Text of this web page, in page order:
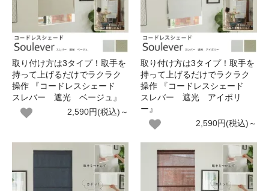
取り付け方は3タイプ！取手を
持って上げるだけでラクラク
操作 『コードレスシェード
スレバー 遮光 ベージュ』
2,590円(税込)～
取り付け方は3タイプ！取手を
持って上げるだけでラクラク
操作 『コードレスシェード
スレバー 遮光 アイボリ
ー』
2,590円(税込)～